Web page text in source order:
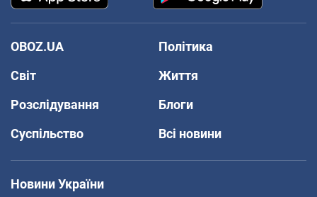
OBOZ.UA
Політика
Світ
Життя
Розслідування
Блоги
Суспільство
Всі новини
Новини України